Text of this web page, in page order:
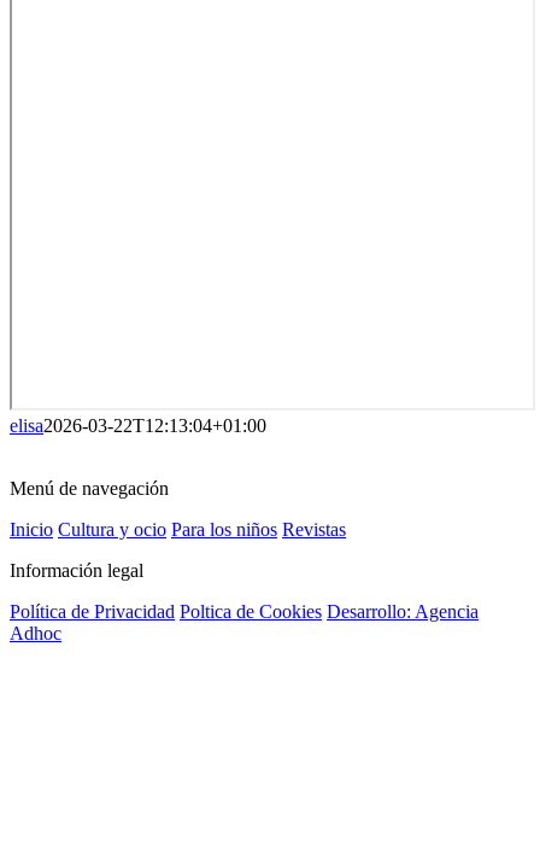
elisa2026-03-22T12:13:04+01:00
Menú de navegación
Inicio Cultura y ocio Para los niños Revistas
Información legal
Política de Privacidad Poltica de Cookies Desarrollo: Agencia
Adhoc